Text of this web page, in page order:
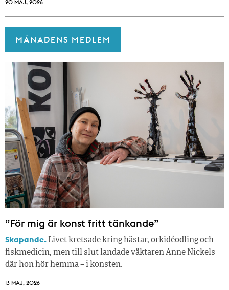
20 MAJ, 2026
MÅNADENS MEDLEM
”För mig är konst fritt tänkande”
Skapande. Livet kretsade kring hästar, orkidéodling och
fiskmedicin, men till slut landade väktaren Anne Nickels
där hon hör hemma – i konsten.
13 MAJ, 2026